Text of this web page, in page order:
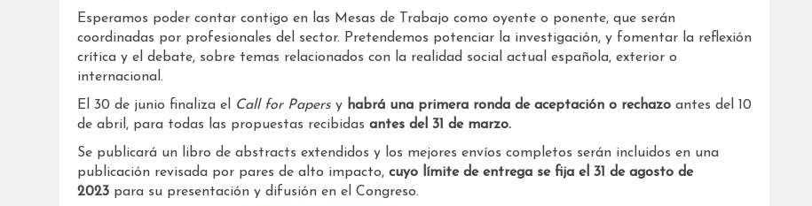
Esperamos poder contar contigo en las Mesas de Trabajo como oyente o ponente, que serán
coordinadas por profesionales del sector. Pretendemos potenciar la investigación, y fomentar la reflexión
crítica y el debate, sobre temas relacionados con la realidad social actual española, exterior o
internacional.
El 30 de junio finaliza el
Call for Papersy habrá una primera ronda de aceptación o rechazoantes del 10
de abril, para todas las propuestas recibidas antes del 31 de marzo.
Se publicará un libro de abstracts extendidos y los mejores envíos completos serán incluidos en una
publicación revisada por pares de alto impacto, cuyo límite de entrega se fija el 31 de agosto de
2023para su presentación y difusión en el Congreso.